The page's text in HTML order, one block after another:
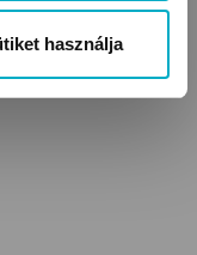
használja